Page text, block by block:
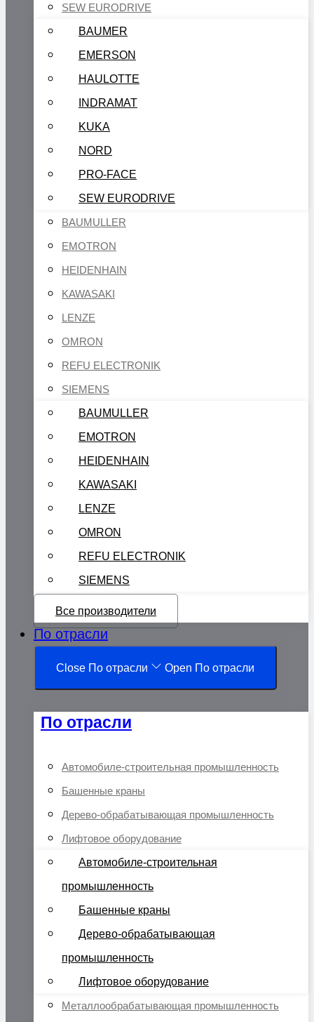
SEW EURODRIVE
BAUMER
EMERSON
HAULOTTE
INDRAMAT
KUKA
NORD
PRO-FACE
SEW EURODRIVE
BAUMULLER
EMOTRON
HEIDENHAIN
KAWASAKI
LENZE
OMRON
REFU ELECTRONIK
SIEMENS
BAUMULLER
EMOTRON
HEIDENHAIN
KAWASAKI
LENZE
OMRON
REFU ELECTRONIK
SIEMENS
Все производители
По отрасли
Close По отрасли Open По отрасли
По отрасли
Автомобиле-строительная промышленность
Башенные краны
Дерево-обрабатывающая промышленность
Лифтовое оборудование
Автомобиле-строительная
промышленность
Башенные краны
Дерево-обрабатывающая
промышленность
Лифтовое оборудование
Металлообрабатывающая промышленность